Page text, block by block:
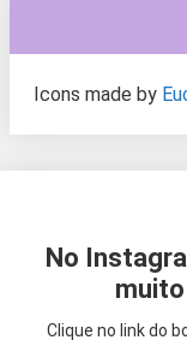
Icons made by
No
Clique no link do